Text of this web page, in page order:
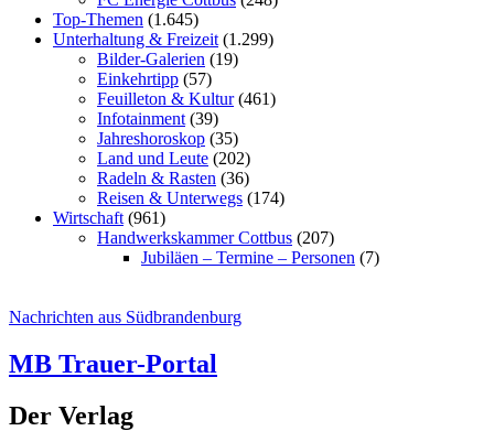
Top-Themen (1.645)
Unterhaltung & Freizeit (1.299)
Bilder-Galerien (19)
Einkehrtipp (57)
Feuilleton & Kultur(461)
Infotainment (39)
Jahreshoroskop (35)
Land und Leute (202)
Radeln & Rasten (36)
Reisen & Unterwegs (174)
Wirtschaft (961)
Handwerkskammer Cottbus (207)
Jubiläen – Termine – Personen (7)
Nachrichten aus Südbrandenburg
MB Trauer-Portal
Der Verlag